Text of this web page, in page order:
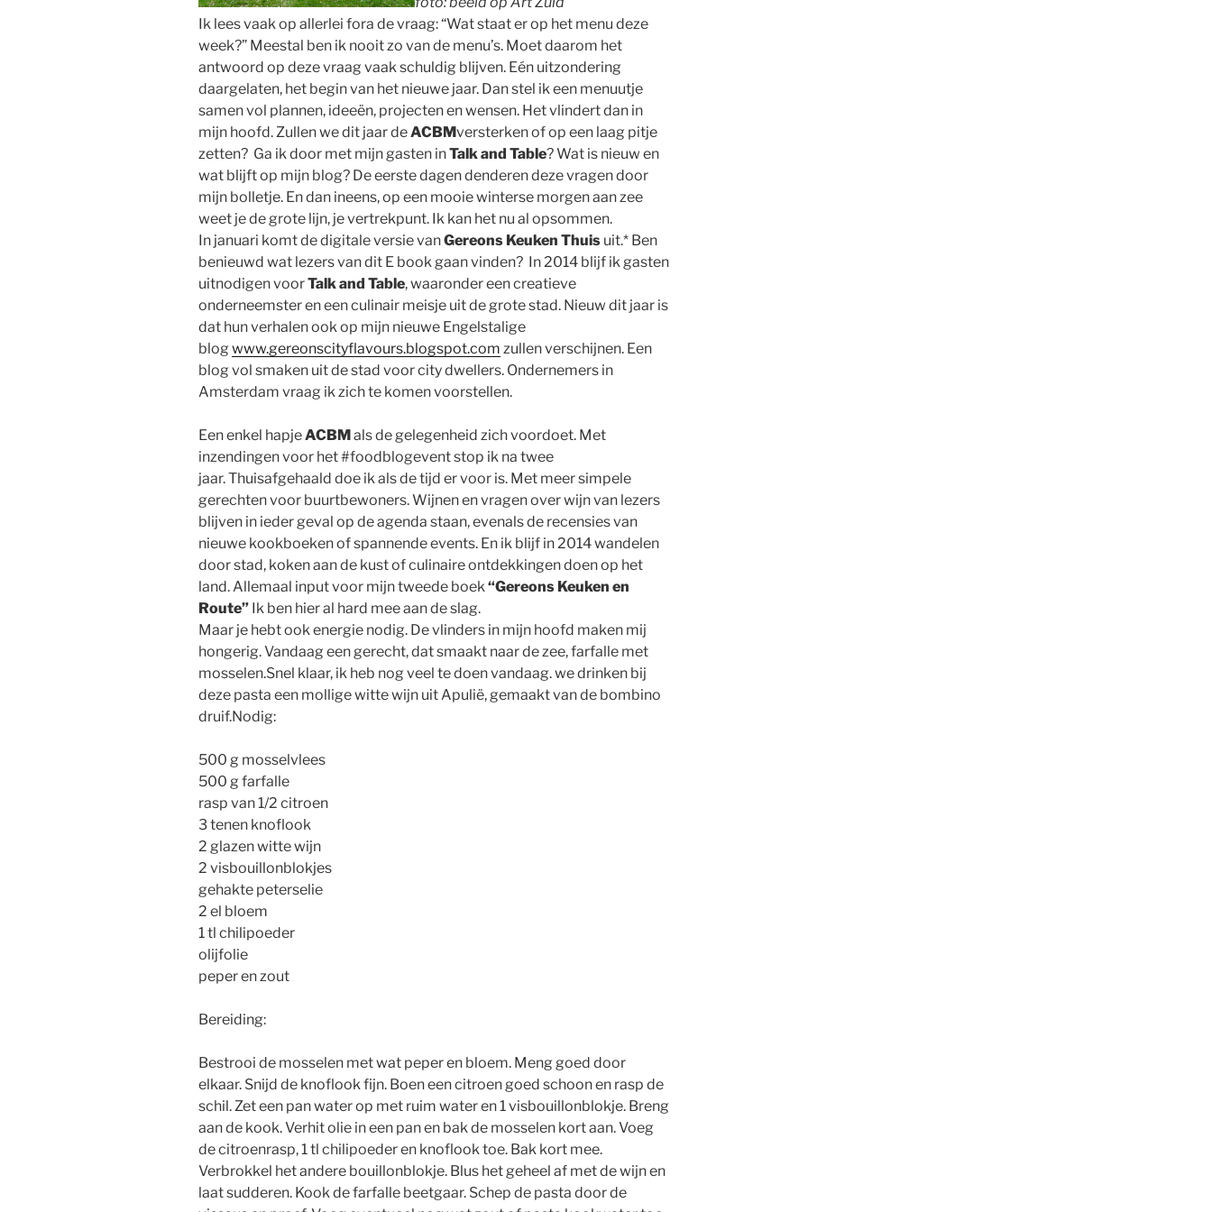
Ik lees vaak op allerlei fora de vraag: “Wat staat er op het menu deze
week?” Meestal ben ik nooit zo van de menu’s. Moet daarom het
antwoord op deze vraag vaak schuldig blijven. Eén uitzondering
daargelaten, het begin van het nieuwe jaar. Dan stel ik een menuutje
samen vol plannen, ideeën, projecten en wensen. Het vlindert dan in
mijn hoofd. Zullen we dit jaar deACBMversterken of op een laag pitje
zetten? Ga ik door met mijn gasten inTalk and Table? Wat is nieuw en
wat blijft op mijn blog? De eerste dagen denderen deze vragen door
mijn bolletje. En dan ineens, op een mooie winterse morgen aan zee
weet je de grote lijn, je vertrekpunt. Ik kan het nu al opsommen.
In januari komt de digitale versie vanGereons Keuken Thuis uit.* Ben
benieuwd wat lezers van dit E book gaan vinden? In 2014 blijf ik gasten
uitnodigen voorTalk and Table, waaronder een creatieve
onderneemster en een culinair meisje uit de grote stad. Nieuw dit jaar is
dat hun verhalen ook op mijn nieuwe Engelstalige
blog www.gereonscityflavours.blogspot.com zullen verschijnen. Een
blog vol smaken uit de stad voor city dwellers. Ondernemers in
Amsterdam vraag ik zich te komen voorstellen.
Een enkel hapjeACBM als de gelegenheid zich voordoet. Met
inzendingen voor het #foodblogevent stop ik na twee
jaar. Thuisafgehaald doe ik als de tijd er voor is. Met meer simpele
gerechten voor buurtbewoners. Wijnen en vragen over wijn van lezers
blijven in ieder geval op de agenda staan, evenals de recensies van
nieuwe kookboeken of spannende events. En ik blijf in 2014 wandelen
door stad, koken aan de kust of culinaire ontdekkingen doen op het
land. Allemaal input voor mijn tweede boek“Gereons Keuken en
Route” Ik ben hier al hard mee aan de slag.
Maar je hebt ook energie nodig. De vlinders in mijn hoofd maken mij
hongerig. Vandaag een gerecht, dat smaakt naar de zee, farfalle met
mosselen.Snel klaar, ik heb nog veel te doen vandaag. we drinken bij
deze pasta een mollige witte wijn uit Apulië, gemaakt van de bombino
druif.Nodig:
500 g mosselvlees
500 g farfalle
rasp van 1/2 citroen
3 tenen knoflook
2 glazen witte wijn
2 visbouillonblokjes
gehakte peterselie
2 el bloem
1 tl chilipoeder
olijfolie
peper en zout
Bereiding:
Bestrooi de mosselen met wat peper en bloem. Meng goed door
elkaar. Snijd de knoflook fijn. Boen een citroen goed schoon en rasp de
schil. Zet een pan water op met ruim water en 1 visbouillonblokje. Breng
aan de kook. Verhit olie in een pan en bak de mosselen kort aan. Voeg
de citroenrasp, 1 tl chilipoeder en knoflook toe. Bak kort mee.
Verbrokkel het andere bouillonblokje. Blus het geheel af met de wijn en
laat sudderen. Kook de farfalle beetgaar. Schep de pasta door de